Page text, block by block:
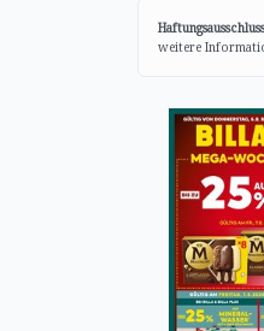
Haftungsausschluss
weitere